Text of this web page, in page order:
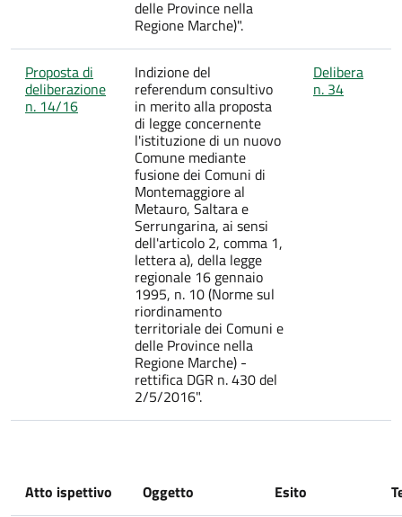
delle Province nella
Regione Marche)".
Proposta di
deliberazione
n. 14/16
Indizione del
referendum consultivo
in merito alla proposta
di legge concernente
l'istituzione di un nuovo
Comune mediante
fusione dei Comuni di
Montemaggiore al
Metauro, Saltara e
Serrungarina, ai sensi
dell'articolo 2, comma 1,
lettera a), della legge
regionale 16 gennaio
1995, n. 10 (Norme sul
riordinamento
territoriale dei Comuni e
delle Province nella
Regione Marche) -
rettifica DGR n. 430 del
2/5/2016".
Delibera
n. 34
Atto ispettivo Oggetto Esito